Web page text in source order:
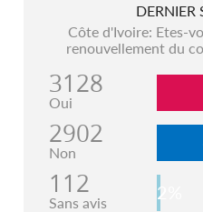
DERNIER
Côte d'Ivoire: Etes-
renouvellement du
3128
Oui
2902
Non
112
Sans avis 2%